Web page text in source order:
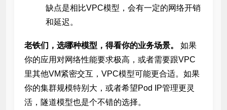
缺点是相比VPC模型，会有一定的网络开销
和延迟。
老铁们，选哪种模型，得看你的业务场景。
如果
你的应用对网络性能要求极高，或者需要跟VPC
里其他VM紧密交互，VPC模型可能更合适。如果
你的集群规模特别大，或者希望Pod IP管理更灵
活，隧道模型也是个不错的选择。